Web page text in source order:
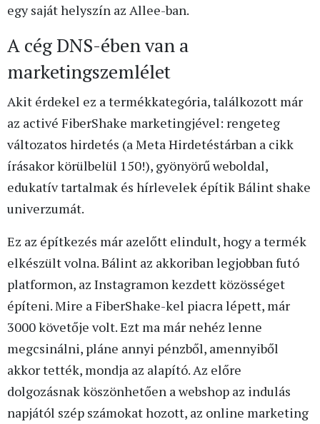
egy saját helyszín az Allee-ban.
A cég DNS-ében van a
marketingszemlélet
Akit érdekel ez a termékkategória, találkozott már
az activé FiberShake marketingjével: rengeteg
változatos hirdetés (a Meta Hirdetéstárban a cikk
írásakor körülbelül 150!), gyönyörű weboldal,
edukatív tartalmak és hírlevelek építik Bálint shake
univerzumát.
Ez az építkezés már azelőtt elindult, hogy a termék
elkészült volna. Bálint az akkoriban legjobban futó
platformon, az Instagramon kezdett közösséget
építeni. Mire a FiberShake-kel piacra lépett, már
3000 követője volt. Ezt ma már nehéz lenne
megcsinálni, pláne annyi pénzből, amennyiből
akkor tették, mondja az alapító. Az előre
dolgozásnak köszönhetően a webshop az indulás
napjától szép számokat hozott, az online marketing